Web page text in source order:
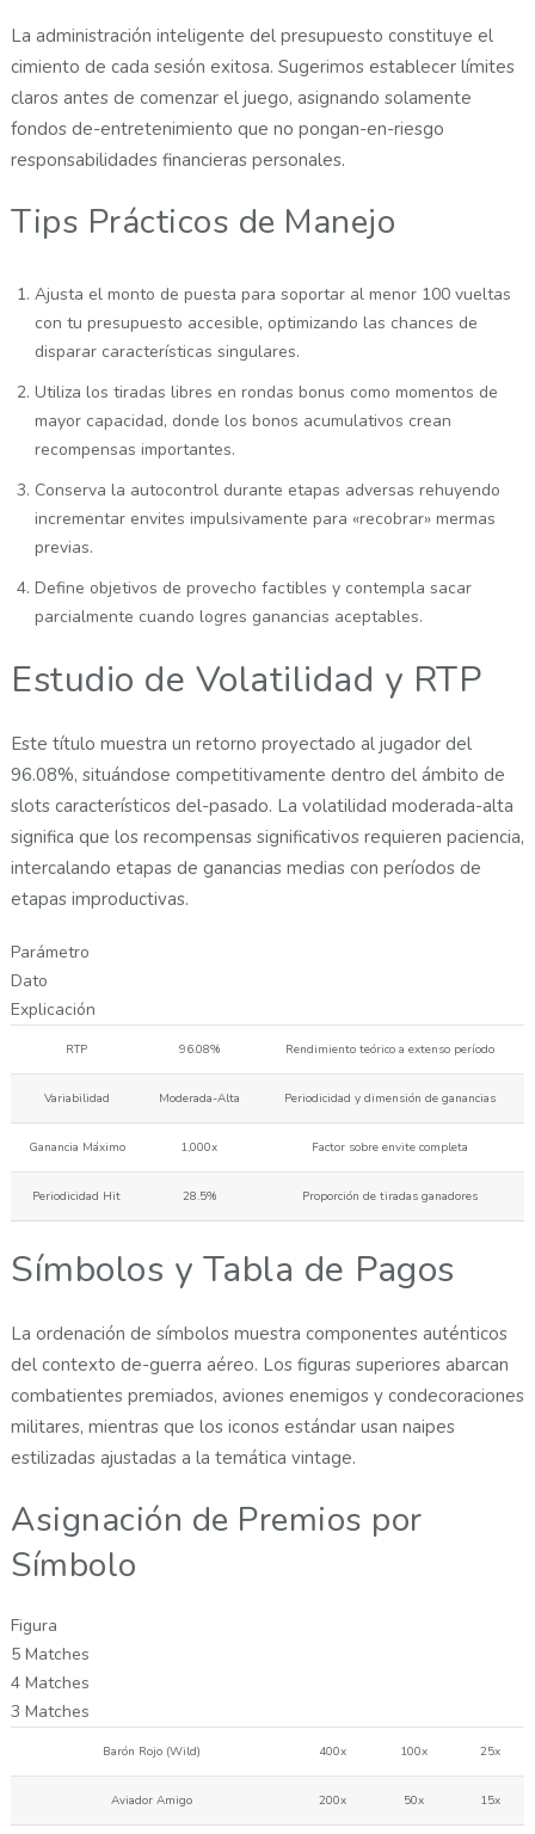
La administración inteligente del presupuesto constituye el
cimiento de cada sesión exitosa. Sugerimos establecer límites
claros antes de comenzar el juego, asignando solamente
fondos de-entretenimiento que no pongan-en-riesgo
responsabilidades financieras personales.
Tips Prácticos de Manejo
Ajusta el monto de puesta para soportar al menor 100 vueltas
con tu presupuesto accesible, optimizando las chances de
disparar características singulares.
Utiliza los tiradas libres en rondas bonus como momentos de
mayor capacidad, donde los bonos acumulativos crean
recompensas importantes.
Conserva la autocontrol durante etapas adversas rehuyendo
incrementar envites impulsivamente para «recobrar» mermas
previas.
Define objetivos de provecho factibles y contempla sacar
parcialmente cuando logres ganancias aceptables.
Estudio de Volatilidad y RTP
Este título muestra un retorno proyectado al jugador del
96.08%, situándose competitivamente dentro del ámbito de
slots característicos del-pasado. La volatilidad moderada-alta
significa que los recompensas significativos requieren paciencia,
intercalando etapas de ganancias medias con períodos de
etapas improductivas.
Parámetro
Dato
Explicación
RTP 96.08% Rendimiento teórico a extenso período
Variabilidad Moderada-Alta Periodicidad y dimensión de ganancias
Ganancia Máximo 1,000x Factor sobre envite completa
Periodicidad Hit 28.5% Proporción de tiradas ganadores
Símbolos y Tabla de Pagos
La ordenación de símbolos muestra componentes auténticos
del contexto de-guerra aéreo. Los figuras superiores abarcan
combatientes premiados, aviones enemigos y condecoraciones
militares, mientras que los iconos estándar usan naipes
estilizadas ajustadas a la temática vintage.
Asignación de Premios por
Símbolo
Figura
5 Matches
4 Matches
3 Matches
Barón Rojo (Wild) 400x 100x 25x
Aviador Amigo 200x 50x 15x